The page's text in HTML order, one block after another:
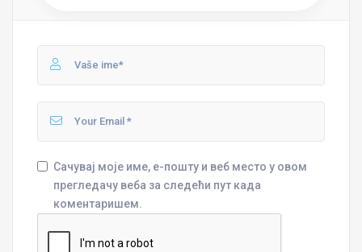
Сачувај моје име, е-пошту и веб место у овом
прегледачу веба за следећи пут када
коментаришем.